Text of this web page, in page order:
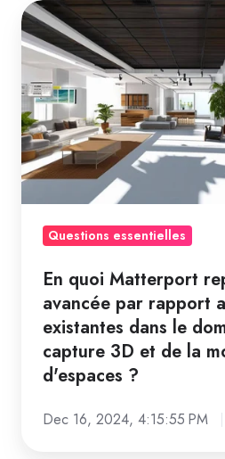
En
quoi
Matterport
représente-
t-
il
une
avancée
rapport
technologies
existantes
dans
domaine
Questions essentielles
En quoi Matterport
avancée par rapport
existantes dans le
capture 3D et de la
d'espaces ?
Dec 16, 2024, 4:15:55 PM